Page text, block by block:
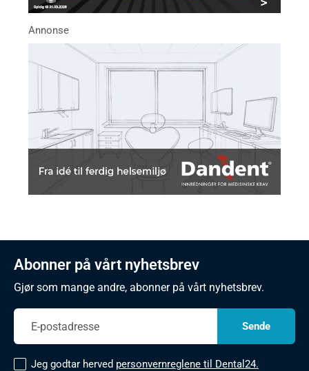
Abonner på vårt nyhetsbrev
Gjør som mange andre, abonner på vårt nyhetsbrev.
Jeg godtar herved personvernreglene til Dental24.